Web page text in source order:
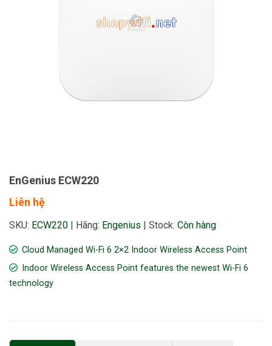
EnGenius ECW220
Liên hệ
SKU: ECW220 | Hãng: Engenius | Stock: Còn hàng
Cloud Managed Wi-Fi 6 2×2 Indoor Wireless Access Point
Indoor Wireless Access Point features the newest Wi-Fi 6
technology